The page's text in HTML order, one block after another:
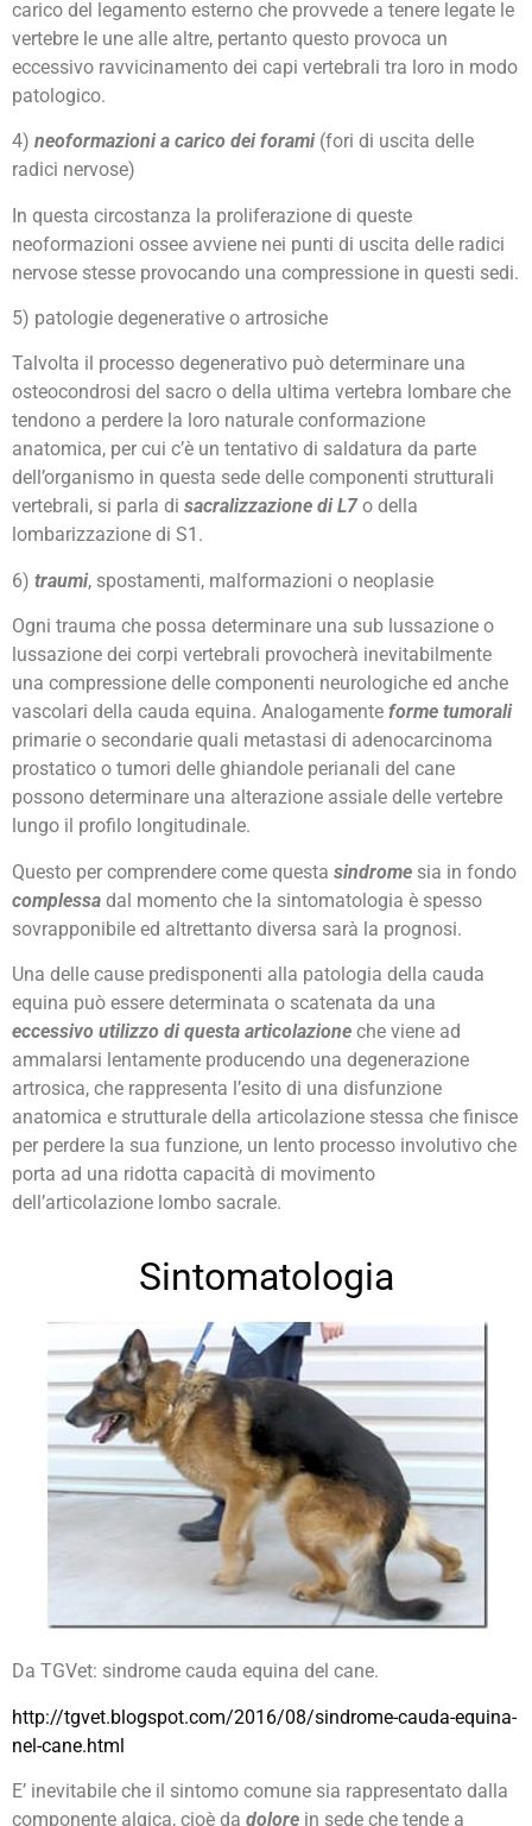
carico del legamento esterno che provvede a tenere legate le
vertebre le une alle altre, pertanto questo provoca un
eccessivo ravvicinamento dei capi vertebrali tra loro in modo
patologico.
4) neoformazioni a carico dei forami(fori di uscita delle
radici nervose)
In questa circostanza la proliferazione di queste
neoformazioni ossee avviene nei punti di uscita delle radici
nervose stesse provocando una compressione in questi sedi.
5) patologie degenerative o artrosiche
Talvolta il processo degenerativo può determinare una
osteocondrosi del sacro o della ultima vertebra lombare che
tendono a perdere la loro naturale conformazione
anatomica, per cui c’è un tentativo di saldatura da parte
dell’organismo in questa sede delle componenti strutturali
vertebrali, si parla di sacralizzazione di L7o della
lombarizzazione di S1.
6) traumi, spostamenti, malformazioni o neoplasie
Ogni trauma che possa determinare una sub lussazione o
lussazione dei corpi vertebrali provocherà inevitabilmente
una compressione delle componenti neurologiche ed anche
vascolari della cauda equina. Analogamente forme tumorali
primarie o secondarie quali metastasi di adenocarcinoma
prostatico o tumori delle ghiandole perianali del cane
possono determinare una alterazione assiale delle vertebre
lungo il profilo longitudinale.
Questo per comprendere come questa sindrome sia in fondo
complessa dal momento che la sintomatologia è spesso
sovrapponibile ed altrettanto diversa sarà la prognosi.
Una delle cause predisponenti alla patologia della cauda
equina può essere determinata o scatenata da una
eccessivo utilizzo di questa articolazione che viene ad
ammalarsi lentamente producendo una degenerazione
artrosica, che rappresenta l’esito di una disfunzione
anatomica e strutturale della articolazione stessa che finisce
per perdere la sua funzione, un lento processo involutivo che
porta ad una ridotta capacità di movimento
dell’articolazione lombo sacrale.
Sintomatologia
Da TGVet: sindrome cauda equina del cane.
http://tgvet.blogspot.com/2016/08/sindrome-cauda-equina-
nel-cane.html
E’ inevitabile che il sintomo comune sia rappresentato dalla
componente algica, cioè da dolore in sede che tende a